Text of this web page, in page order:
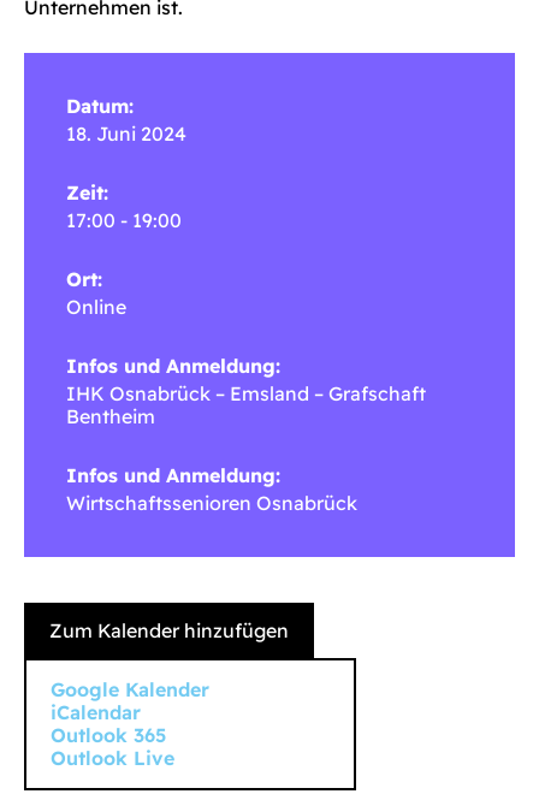
Unternehmen ist.
Datum:
18. Juni 2024
Zeit:
17:00 - 19:00
Ort:
Online
Infos und Anmeldung:
IHK Osnabrück – Emsland – Grafschaft
Bentheim
Infos und Anmeldung:
Wirtschaftssenioren Osnabrück
Zum Kalender hinzufügen
Google Kalender
iCalendar
Outlook 365
Outlook Live